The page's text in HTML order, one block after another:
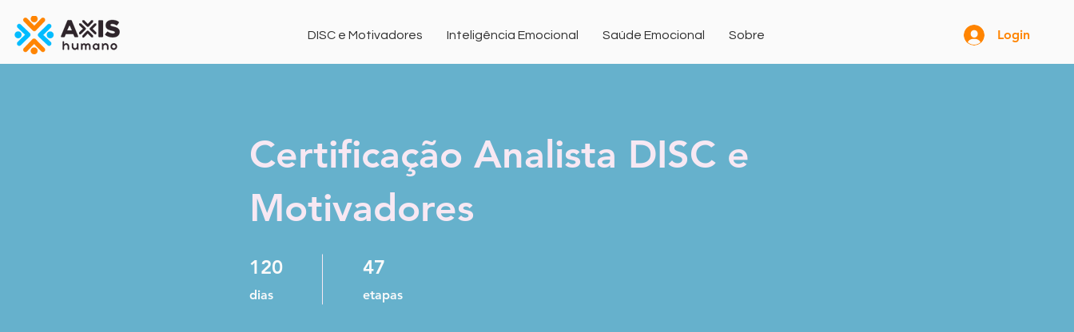
DISC e Motivadores Inteligência Emocional Saúde Emocional Sobre Login
Certificação Analista DISC e
Motivadores
120
dias
47
etapas